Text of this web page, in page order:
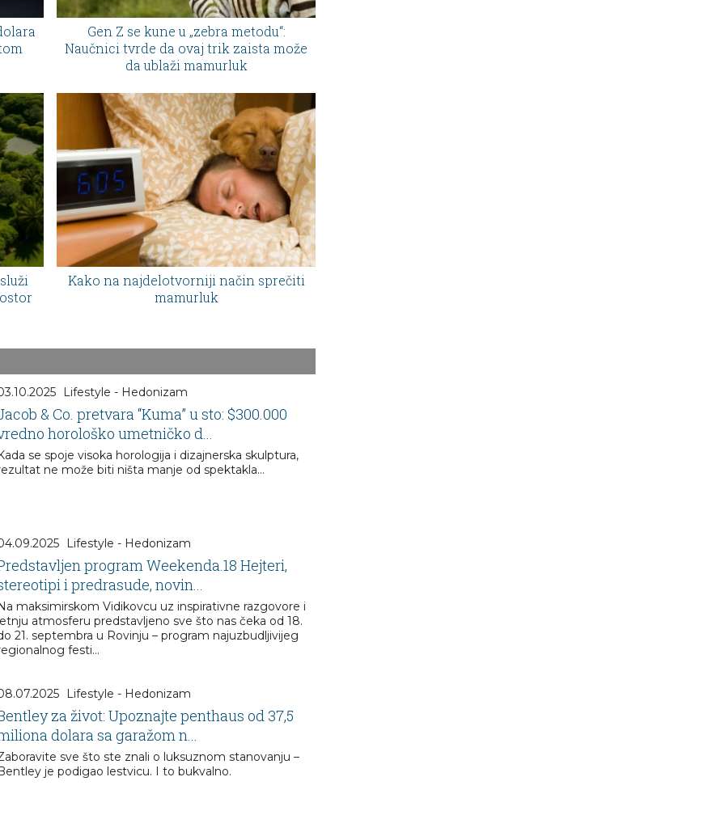
Gen Z se kune u „zebra metodu“:
Naučnici tvrde da ovaj trik zaista može
da ublaži mamurluk
Kako na najdelotvorniji način sprečiti
mamurluk
Lifestyle - Hedonizam
& Co. pretvara “Kuma” u sto: $300.000
horološko umetničko d...
Kada se spoje visoka horologija i dizajnerska skulptura,
ne može biti ništa manje od spektakla…
Lifestyle - Hedonizam
program Weekenda.18 Hejteri,
i predrasude, novin...
maksimirskom Vidikovcu uz inspirativne razgovore i
atmosferu predstavljeno sve što nas čeka od 18.
21. septembra u Rovinju – program najuzbudljivijeg
festi...
Lifestyle - Hedonizam
za život: Upoznajte penthaus od 37,5
dolara sa garažom n...
sve što ste znali o luksuznom stanovanju –
Bentley je podigao lestvicu. I to bukvalno.